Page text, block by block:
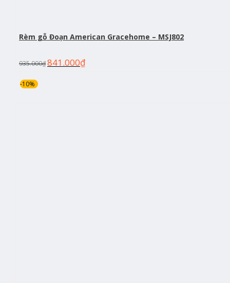
Rèm gỗ Đoạn American Gracehome – MSJ802
935.000₫841.000₫
-10%